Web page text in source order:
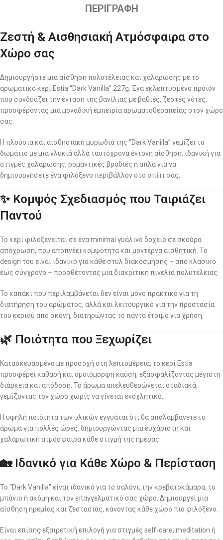
ΠΕΡΙΓΡΑΦΉ
Ζεστή & Αισθησιακή Ατμόσφαιρα στο
Χώρο σας
Δημιουργήστε μια αίσθηση πολυτέλειας και χαλάρωσης με το
αρωματικό κερί Estia “Dark Vanilla” 227g. Ένα εκλεπτυσμένο προϊόν
που συνδυάζει την ένταση της βανίλιας με βαθιές, ζεστές νότες,
προσφέροντας μια μοναδική εμπειρία αρωματοθεραπείας στον χώρο
σας.
Η πλούσια και αισθησιακή μυρωδιά της “Dark Vanilla” γεμίζει το
δωμάτιο με μια γλυκιά αλλά ταυτόχρονα έντονη αίσθηση, ιδανική για
στιγμές χαλάρωσης, ρομαντικές βραδιές ή απλά για να
δημιουργήσετε ένα φιλόξενο περιβάλλον στο σπίτι σας.
✨ Κομψός Σχεδιασμός που Ταιριάζει
Παντού
Το κερί φιλοξενείται σε ένα minimal γυάλινο δοχείο σε σκούρα
απόχρωση, που αποπνέει κομψότητα και μοντέρνα αισθητική. Το
design του είναι ιδανικό για κάθε στυλ διακόσμησης – από κλασικό
έως σύγχρονο – προσθέτοντας μια διακριτική πινελιά πολυτέλειας.
Το καπάκι που περιλαμβάνεται δεν είναι μόνο πρακτικό για τη
διατήρηση του αρώματος, αλλά και λειτουργικό για την προστασία
του κεριού από σκόνη, διατηρώντας το πάντα έτοιμο για χρήση.
🌿 Ποιότητα που Ξεχωρίζει
Κατασκευασμένο με προσοχή στη λεπτομέρεια, το κερί Estia
προσφέρει καθαρή και ομοιόμορφη καύση, εξασφαλίζοντας μέγιστη
διάρκεια και απόδοση. Το άρωμα απελευθερώνεται σταδιακά,
γεμίζοντας τον χώρο χωρίς να γίνεται ενοχλητικό.
Η υψηλή ποιότητα των υλικών εγγυάται ότι θα απολαμβάνετε το
άρωμα για πολλές ώρες, δημιουργώντας μια ευχάριστη και
χαλαρωτική ατμόσφαιρα κάθε στιγμή της ημέρας.
🏡 Ιδανικό για Κάθε Χώρο & Περίσταση
Το “Dark Vanilla” είναι ιδανικό για το σαλόνι, την κρεβατοκάμαρα, το
μπάνιο ή ακόμη και τον επαγγελματικό σας χώρο. Δημιουργεί μια
αίσθηση ηρεμίας και ζεστασιάς, κάνοντας κάθε χώρο πιο φιλόξενο.
Είναι επίσης εξαιρετική επιλογή για στιγμές self-care, meditation ή